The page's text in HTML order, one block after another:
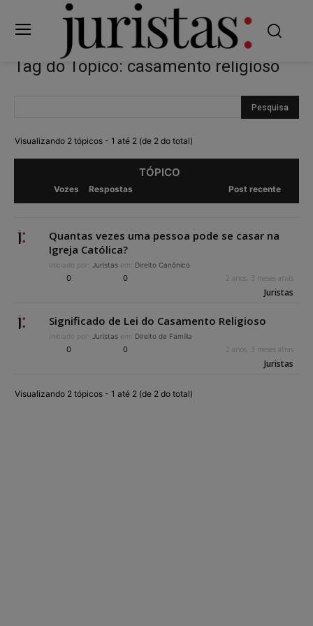
Tag do Tópico: casamento religioso
Visualizando 2 tópicos - 1 até 2 (de 2 do total)
TÓPICO
Vozes Respostas Post recente
Quantas vezes uma pessoa pode se casar na
Igreja Católica?
Iniciado por: Juristas em: Direito Canônico
0 0 2 anos, 3 meses atrás
Juristas
Significado de Lei do Casamento Religioso
Iniciado por: Juristas em: Direito de Família
0 0 2 anos, 3 meses atrás
Juristas
Visualizando 2 tópicos - 1 até 2 (de 2 do total)